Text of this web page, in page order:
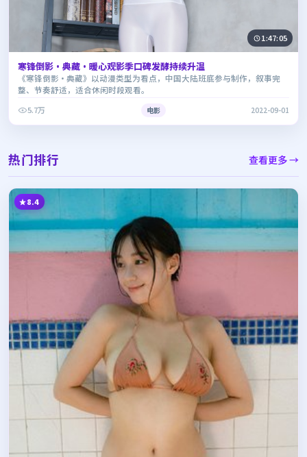
1:47:05
寒锋倒影·典藏·暖心观影季口碑发酵持续升温
《寒锋倒影·典藏》以动漫类型为看点，中国大陆班底参与制作，叙事完
整、节奏舒适，适合休闲时段观看。
5.7万
电影 2022-09-01
热门排行 查看更多 →
8.4